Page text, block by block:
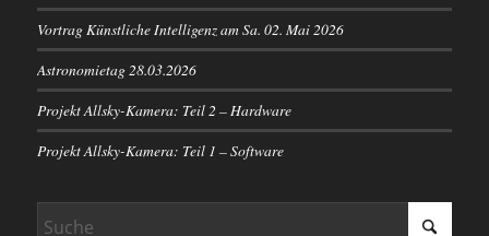
Vortrag Künstliche Intelligenz am Sa. 02. Mai 2026
Astronomietag 28.03.2026
Projekt Allsky-Kamera: Teil 2 – Hardware
Projekt Allsky-Kamera: Teil 1 – Software